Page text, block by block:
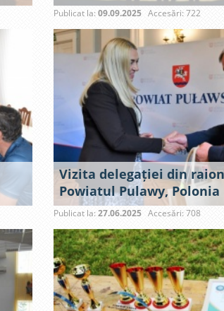
Publicat la: 09.09.2025 Accesări: 722
Vizita delegației din
Powiatul Pulawy, Polonia
Publicat la: 27.06.2025 Accesări: 708